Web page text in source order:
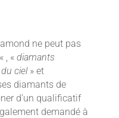
ne peut pas
« , « diamants
ciel» et
diamants de
d’un qualificatif
demandé à